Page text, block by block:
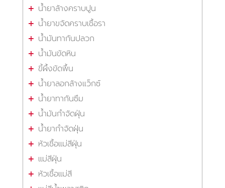
น้ำยาล้างคราบปูน
น้ำยาขจัดคราบเชื้อรา
น้ำมันทากันปลวก
น้ำมันขัดหิน
ขี้ผึ้งขัดพื้น
น้ำยาลอกล้างแว็กซ์
น้ำยาทากันซึม
น้ำมันกำจัดฝุ่น
น้ำยากำจัดฝุ่น
หัวเชื้อแม่สีฝุ่น
แม่สีฝุ่น
หัวเชื้อแม่สี